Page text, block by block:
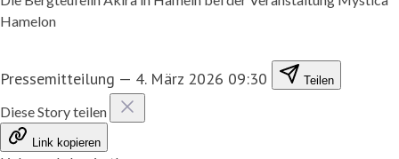
Hamelon
Pressemitteilung — 4. März 2026 09:30 Teilen
Diese Story teilen
Link kopieren